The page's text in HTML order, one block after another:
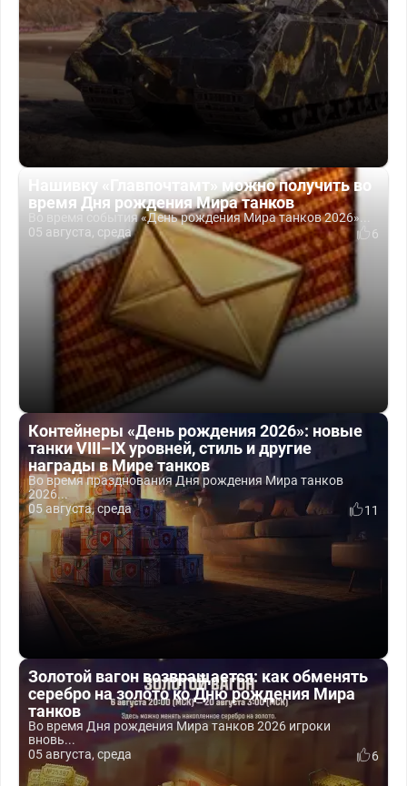
Нашивку «Главпочтамт» можно получить во
время Дня рождения Мира танков
Во время события «День рождения Мира танков 2026»...
05 августа, среда
6
Контейнеры «День рождения 2026»: новые
танки VIII–IX уровней, стиль и другие
награды в Мире танков
Во время празднования Дня рождения Мира танков
2026...
05 августа, среда
11
Золотой вагон возвращается: как обменять
серебро на золото ко Дню рождения Мира
танков
Во время Дня рождения Мира танков 2026 игроки
вновь...
05 августа, среда
6